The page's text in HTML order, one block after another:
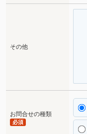
その他
お問合せの種類
必須